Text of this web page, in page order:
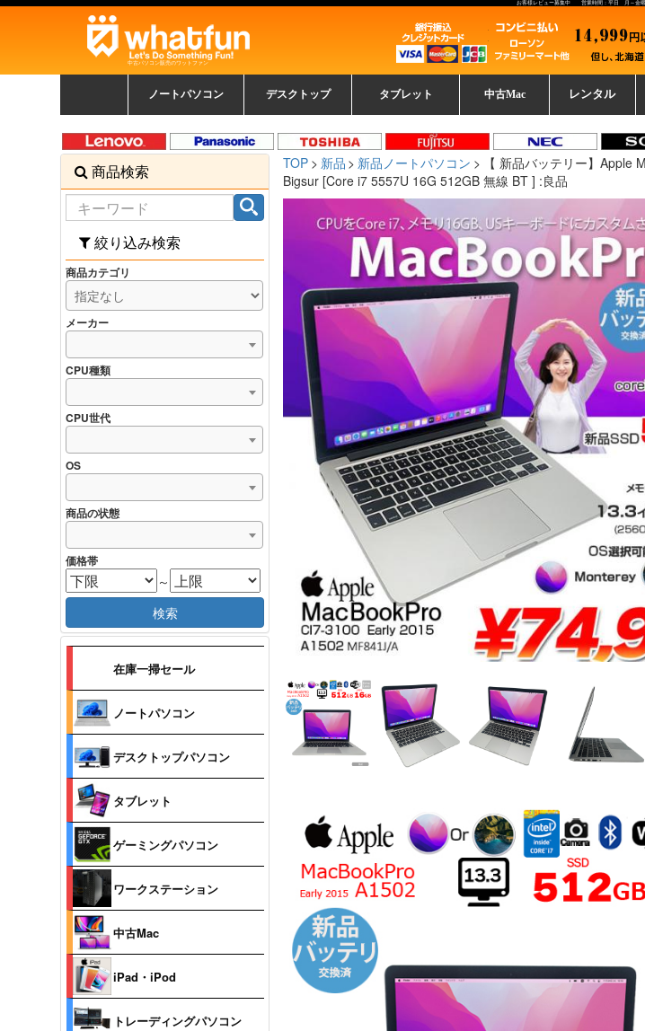
お客様レビュー募集中 営業時間：平日 月～金曜
中古パソコン販売のワットファン
ノートパソコン
覧
パソコン
ッカード
デスクトップ
中古デスクトップ一覧
新品デスクトップ一
覧
ゲーミングパソコン
トレーディングパソ
コン
ッカード
タブレット 中古Mac レンタル
TOP 新品 新品ノートパソコン
【 新品バッテリー】
Bigsur [Core i7 5557U 16G 512GB 無線 BT ] :良品
商品検索
絞り込み検索
商品カテゴリ
メーカー
CPU種類
CPU世代
OS
商品の状態
価格帯
～
検索
在庫一掃セール
ノートパソコン
デスクトップパソコン
タブレット
ゲーミングパソコン
ワークステーション
中古Mac
iPad・iPod
トレーディングパソコン